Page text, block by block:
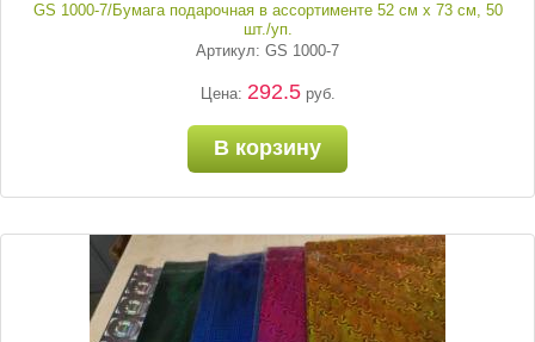
GS 1000-7/Бумага подарочная в ассортименте 52 см х 73 см, 50
шт./уп.
Артикул: GS 1000-7
Цена: 292.5руб.
В корзину